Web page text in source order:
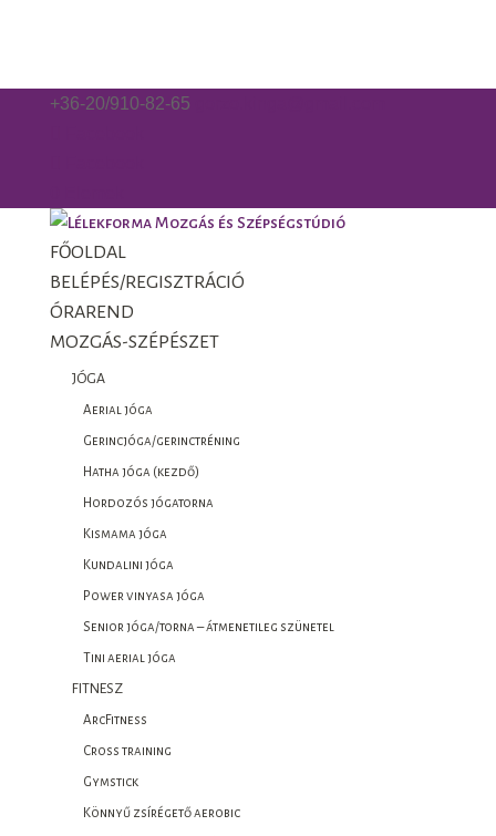
+36-20/910-82-65
FŐOLDAL
BELÉPÉS/REGISZTRÁCIÓ
ÓRAREND
MOZGÁS-SZÉPÉSZET
JÓGA
Aerial jóga
Gerincjóga/gerinctréning
Hatha jóga (kezdő)
Hordozós jógatorna
Kismama jóga
Kundalini jóga
Power vinyasa jóga
Senior jóga/torna – átmenetileg szünetel
Tini aerial jóga
FITNESZ
ArcFitness
Cross training
Gymstick
Könnyű zsírégető aerobic